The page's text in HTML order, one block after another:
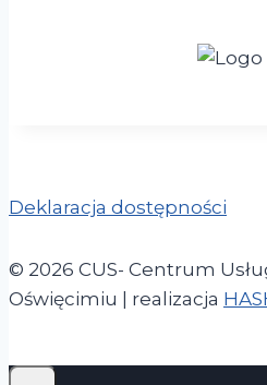
Deklaracja dostępności
© 2026 CUS- Centrum
Oświęcimiu | realizacja